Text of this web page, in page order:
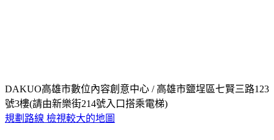
DAKUO高雄市數位內容創意中心 / 高雄市鹽埕區七賢三路123
號3樓(請由新樂街214號入口搭乘電梯)
規劃路線 檢視較大的地圖